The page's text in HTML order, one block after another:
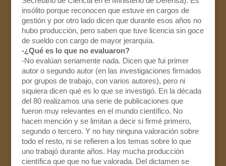
insólito porque reconocen que estuve en cargos de
gestión y por otro lado dicen que durante esos años no
hubo producción, pero saben que tuve licencia sin goce
de sueldo con cargo de mayor jerarquía.
-¿Qué es lo que no evaluaron?
-No evalúan seriamente nada. Dicen que fui primer
autor o segundo autor (en las investigaciones firmados
por grupos de trabajo, con varios autores), pero ni
siquiera dicen qué es lo que se investigó. En la década
del 80 realizamos una serie de publicaciones que
fueron muy relevantes en el mundo científico. No
hacen mención y se limitan a decir si firmé primero,
segundo o tercero. Y no hay ninguna valoración sobre
todo el resto, ni se refieren a los temas sobre lo que
uno trabajó durante años. Hay mucha producción
científica que que no fue valorada. Del dictamen se